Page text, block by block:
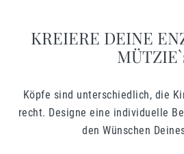
KREIERE DEINE
Köpfe sind unterschiedlich, die
recht. Designe eine individuelle
den Wünschen